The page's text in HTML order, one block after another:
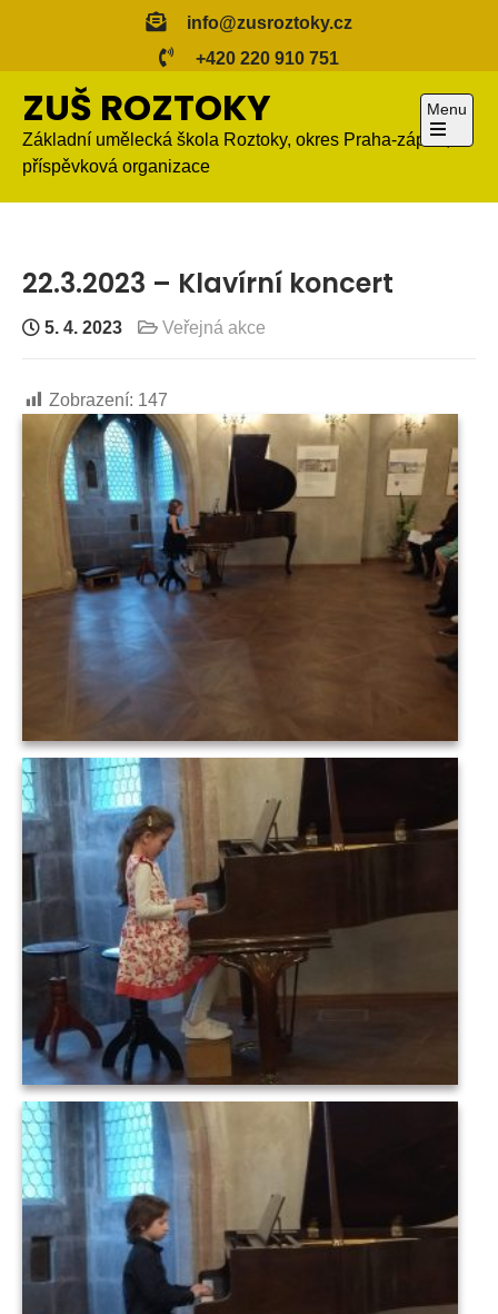
info@zusroztoky.cz
+420 220 910 751
ZUŠ ROZTOKY
Základní umělecká škola Roztoky, okres Praha-západ,
příspěvková organizace
Menu
Open
menu
22.3.2023 – Klavírní koncert
5. 4. 2023 Veřejná akce
Zobrazení: 147